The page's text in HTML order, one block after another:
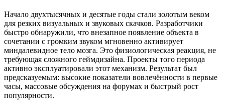
Начало двухтысячных и десятые годы стали золотым веком
для резких визуальных и звуковых скачков. Разработчики
быстро обнаружили, что внезапное появление объекта в
сочетании с громким звуком мгновенно активирует
миндалевидное тело мозга. Это физиологическая реакция, не
требующая сложного геймдизайна. Проекты того периода
активно эксплуатировали этот механизм. Результат был
предсказуемым: высокие показатели вовлечённости в первые
часы, массовые обсуждения на форумах и быстрый рост
популярности.